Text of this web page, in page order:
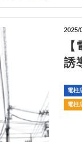
2025/
誘
電柱
電柱